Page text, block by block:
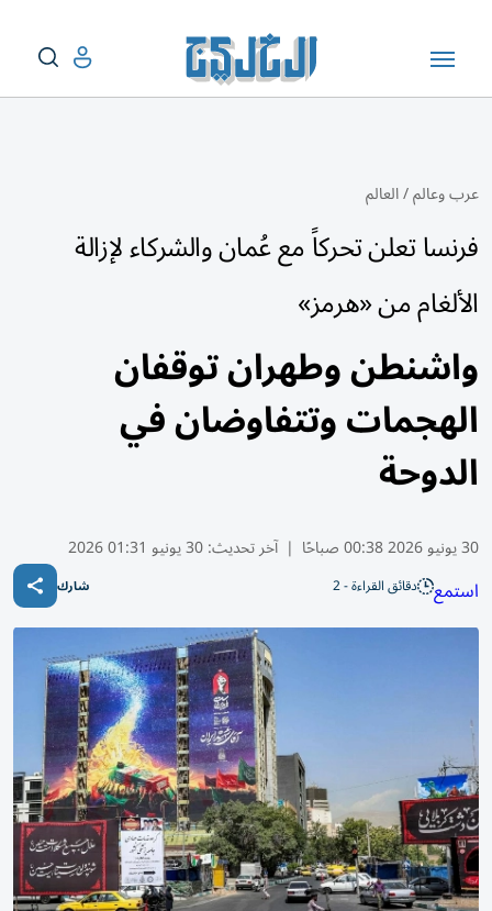
عرب وعالم/العالم
فرنسا تعلن تحركاً مع عُمان والشركاء لإزالة
الألغام من «هرمز»
واشنطن وطهران توقفان
الهجمات وتتفاوضان في
الدوحة
30 يونيو 2026 00:38 صباحًا | آخر تحديث:30 يونيو 01:31 2026
استمع دقائق القراءة - 2 شارك